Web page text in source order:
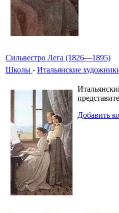
Сильвестро Лега (1826—1895)
Школы - Итальянские
Добавить